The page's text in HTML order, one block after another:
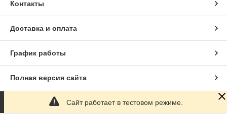
Контакты
Доставка и оплата
График работы
Полная версия сайта
Сайт создан на маркетплейсеSatu.kz
Сайт работает в тестовом режиме.